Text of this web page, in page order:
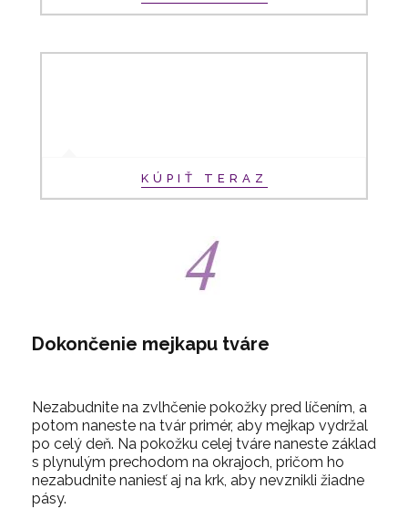
KÚPIŤ TERAZ
Dokončenie mejkapu tváre
Nezabudnite na zvlhčenie pokožky pred líčením, a
potom naneste na tvár primér, aby mejkap vydržal
po celý deň. Na pokožku celej tváre naneste základ
s plynulým prechodom na okrajoch, pričom ho
nezabudnite naniesť aj na krk, aby nevznikli žiadne
pásy.